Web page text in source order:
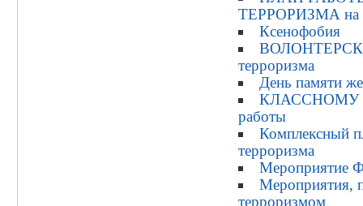
ТЕРРОРИЗМА на
Ксенофобия
терроризма
День памяти
КЛАССНОМУ
работы
Комплексный
терроризма
Мероприятие
Мероприятия,
терроризмом